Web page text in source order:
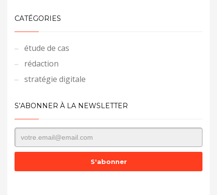
CATÉGORIES
étude de cas
rédaction
stratégie digitale
S’ABONNER À LA NEWSLETTER